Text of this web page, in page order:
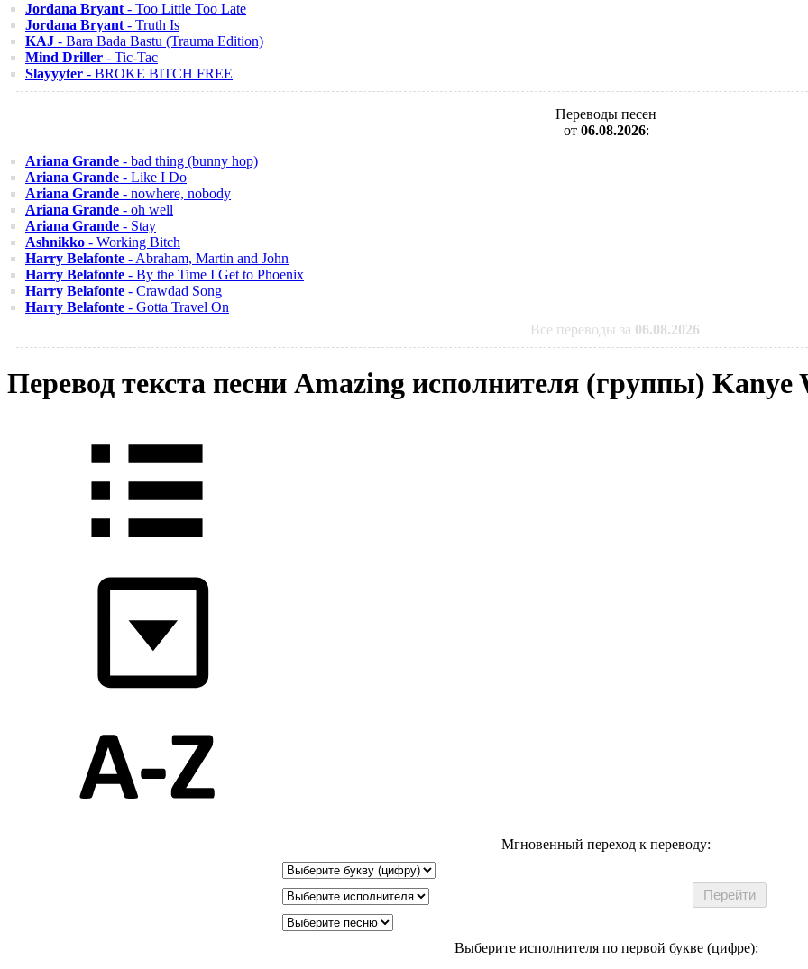
Jordana Bryant - Too Little Too Late
Jordana Bryant - Truth Is
KAJ - Bara Bada Bastu (Trauma Edition)
Mind Driller - Tic-Tac
Slayyyter - BROKE BITCH FREE
Переводы песен
от 06.08.2026:
Ariana Grande - bad thing (bunny hop)
Ariana Grande - Like I Do
Ariana Grande - nowhere, nobody
Ariana Grande - oh well
Ariana Grande - Stay
Ashnikko - Working Bitch
Harry Belafonte - Abraham, Martin and John
Harry Belafonte - By the Time I Get to Phoenix
Harry Belafonte - Crawdad Song
Harry Belafonte - Gotta Travel On
Все переводы за 06.08.2026
Перевод текста песни Amazing исполнителя (группы) Kanye
Мгновенный переход к переводу:
Выберите исполнителя по первой букве (цифре):